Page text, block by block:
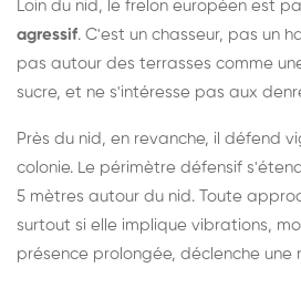
Loin du nid, le frelon européen est
agressif. C'est un chasseur, pas un
pas autour des terrasses comme
sucre, et ne s'intéresse pas aux
Près du nid, en revanche, il défend
colonie. Le périmètre défensif
5 mètres autour du nid. Toute
surtout si elle implique vibrations,
présence prolongée, déclenche une